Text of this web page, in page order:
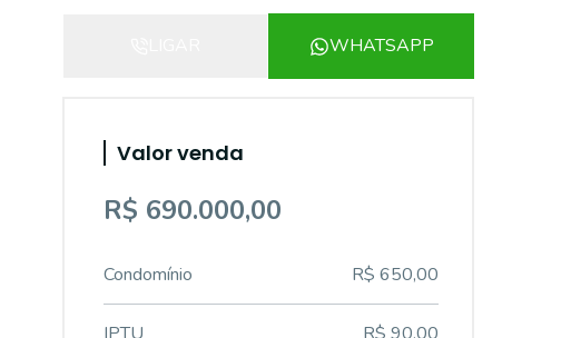
WHATSAPP
Valor venda
R$ 690.000,00
Condomínio R$ 650,00